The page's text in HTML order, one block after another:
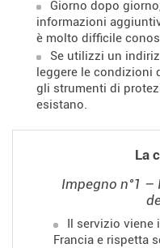
Giorno dopo
informazioni
è molto difficile
Se utilizzi un
leggere le condizioni
gli strumenti di
esistano.
La
Impegno n°1 –
Il servizio viene
Francia e rispetta